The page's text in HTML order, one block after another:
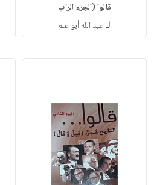
قالوا (الجزء الراب
لـعبد الله أبو علم